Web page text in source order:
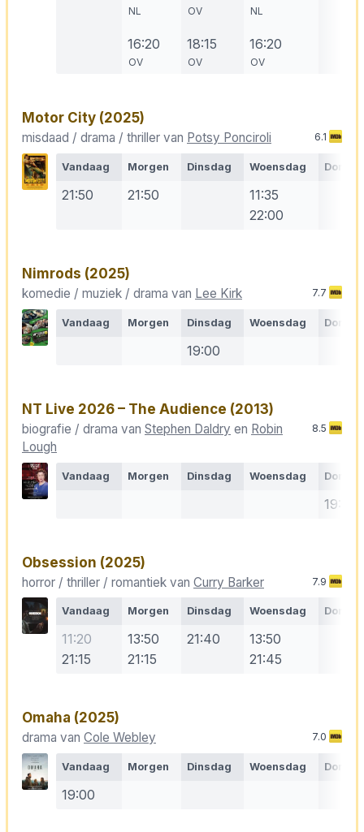
NL
16:20
OV
OV
18:15
OV
NL
16:20
OV
Motor City (2025)
misdaad / drama / thriller van Potsy Ponciroli 6.1
Vandaag Morgen Dinsdag Woensdag
21:50 21:50
11:35
22:00
Nimrods (2025)
komedie / muziek / drama van Lee Kirk 7.7
Vandaag Morgen Dinsdag Woensdag
19:00
NT Live 2026 – The Audience (2013)
biografie / drama van Stephen Daldry en Robin
Lough
8.5
Vandaag Morgen Dinsdag Woensdag
19:00
Obsession (2025)
horror / thriller / romantiek van Curry Barker 7.9
Vandaag Morgen Dinsdag Woensdag
11:20
21:15
13:50
21:15
21:40
13:50
21:45
Omaha (2025)
drama van Cole Webley 7.0
Vandaag Morgen Dinsdag Woensdag
19:00